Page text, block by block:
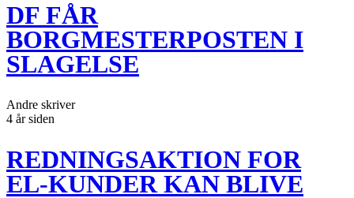
DF FÅR
BORGMESTERPOSTEN I
SLAGELSE
Andre skriver
4 år siden
REDNINGSAKTION FOR
EL-KUNDER KAN BLIVE